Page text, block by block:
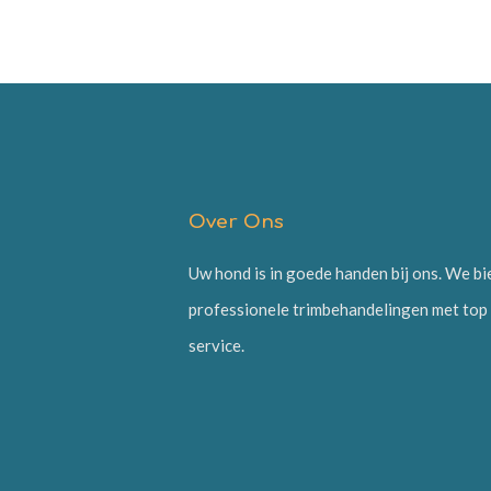
Over Ons
Uw hond is in goede handen bij ons. We
professionele trimbehandelingen met top
service.